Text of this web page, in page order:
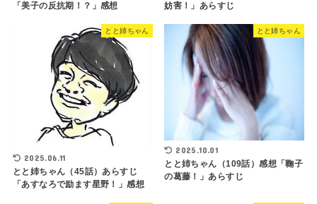
「美子の反抗期！？」感想
妨害！」あらすじ
とと姉ちゃん
2025.06.11
とと姉ちゃん（45話）あらすじ
「あすなろで励ます星野！」感想
とと姉ちゃん
2025.10.01
とと姉ちゃん（109話）感想「鞠子
の葛藤！」あらすじ